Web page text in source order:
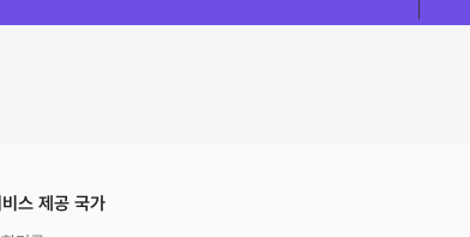
스 제공 국가